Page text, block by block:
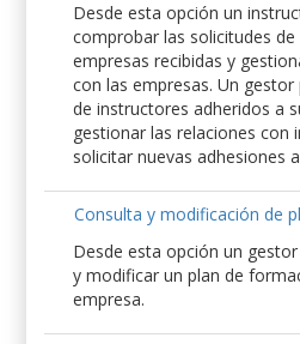
Desde esta opción un
comprobar las solicitudes de
empresas recibidas y
con las empresas. Un gestor
de instructores adheridos a
gestionar las relaciones con
solicitar nuevas adhesiones
Consulta y modificación de
Desde esta opción un
y modificar un plan de
empresa.